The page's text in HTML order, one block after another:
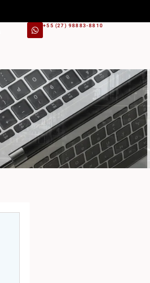
+55 (27) 98883-8810